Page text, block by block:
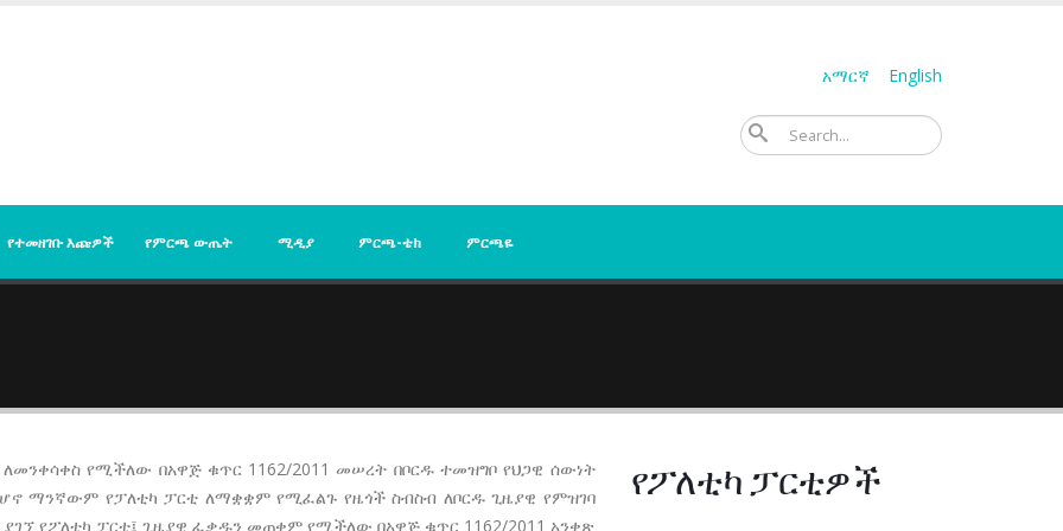
አማርኛ English
የተመዘገቡ እጩዎች የምርጫ ውጤት ሚዲያ ምርጫ-ቴክ ምርጫዬ
የሚችለው በአዋጅ ቁጥር 1162/2011 መሠረት በቦርዱ ተመዝግቦ የህጋዊ ሰውነት
ማንኛውም የፓለቲካ ፓርቲ ለማቋቋም የሚፈልጉ የዜጎች ስብስብ ለቦርዱ ጊዜያዊ የምዝገባ
የፖለቲካ ፓርቲ፤ ጊዜያዊ ፈቃዱን መጠቀም የሚችለው በአዋጅ ቁጥር 1162/2011 አንቀጽ
የፖለቲካ ፓርቲዎች